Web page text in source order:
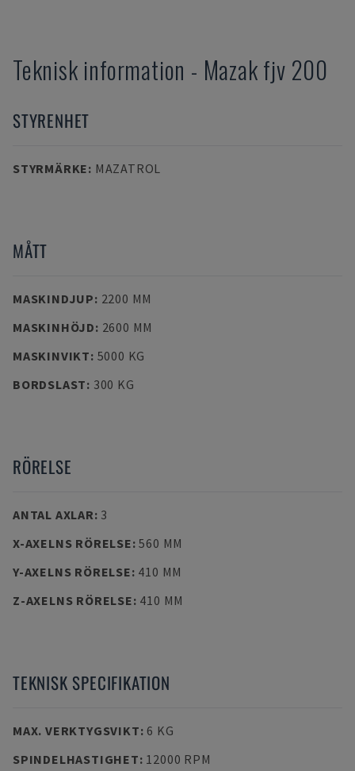
Teknisk information - Mazakfjv 200
STYRENHET
STYRMÄRKE: MAZATROL
MÅTT
MASKINDJUP: 2200 MM
MASKINHÖJD: 2600 MM
MASKINVIKT: 5000 KG
BORDSLAST: 300 KG
RÖRELSE
ANTAL AXLAR: 3
X-AXELNS RÖRELSE:560 MM
Y-AXELNS RÖRELSE: 410 MM
Z-AXELNS RÖRELSE: 410 MM
TEKNISK SPECIFIKATION
MAX. VERKTYGSVIKT: 6 KG
SPINDELHASTIGHET: 12000 RPM